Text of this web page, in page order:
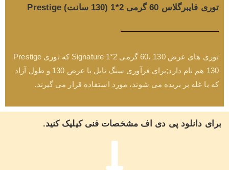
توری فایبرگلاس 60 گرمی 2*1 (130 سانت) Prestige
توری های عرض 130 ،60 گرمی 2*1 Signature که توری Prestige
130 هم نام دارد;برای فرآوری سنگ تایل با عرض 130 و طول آزاد
که با غله بر بریده می شوند، مورد استفاده قرار می گیرند.
برای دانلود پی دی اف مشخصات فنی کیلیک کنید.